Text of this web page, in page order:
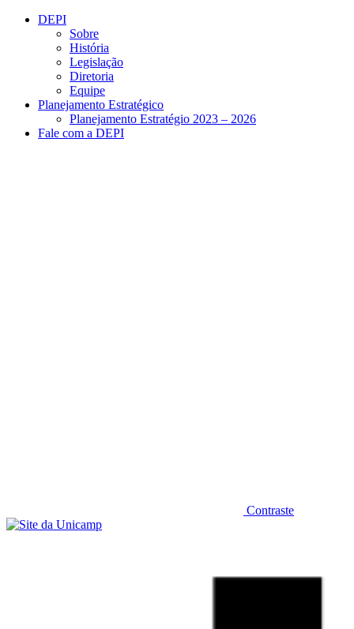
Conteúdo principal
DEPI
Sobre
História
Legislação
Diretoria
Equipe
Planejamento Estratégico
Planejamento Estratégio 2023 – 2026
Fale com a DEPI
Contraste